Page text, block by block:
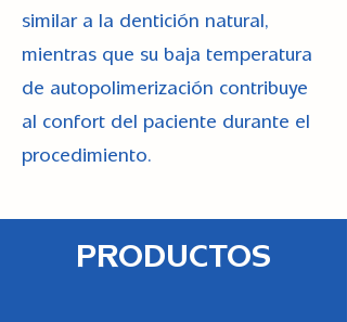
similar a la dentición natural,
mientras que su baja temperatura
de autopolimerización contribuye
al confort del paciente durante el
procedimiento.
PRODUCTOS